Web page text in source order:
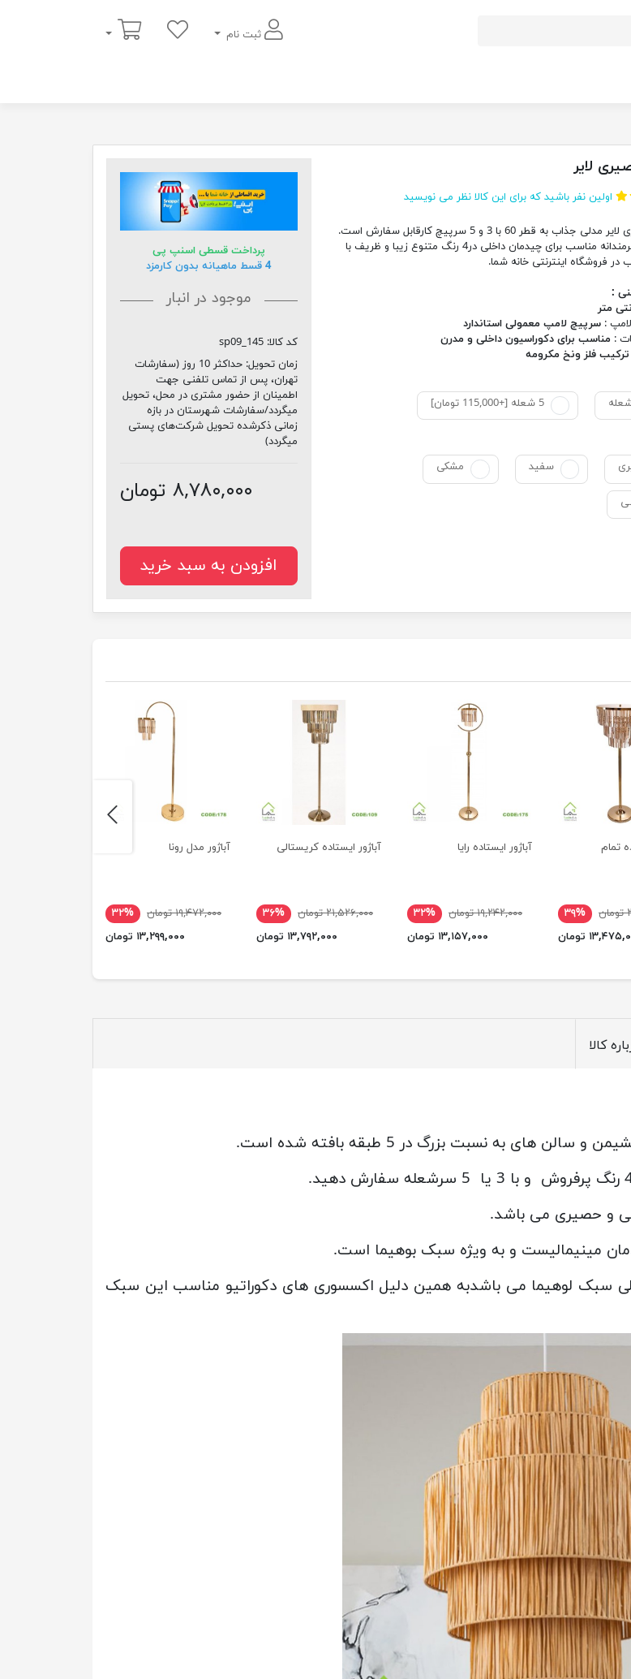
ثبت نام
سبد خرید
لایر
اولین نفر باشید که برای این کالا نظر می نویسید
لوستر حصیری لایر مدلی جذاب به قطر 60 با 3 و 5 سرپیچ کارقابل سفارش است.
کار دست هنرمندانه مناسب برای چیدمان داخلی در4 رنگ متنوع زیبا و ظریف با
فروشگاه اینترنتی خانه شما.
:
: سرپیچ لامپ معمولی استاندارد
: مناسب برای دکوراسیون داخلی و مدرن
ترکیب فلز ونخ مکرومه
5 شعله [+115,000 تومان]
سفید مشکی
پرداخت قسطی اسنپ پی
4 قسط ماهیانه بدون کارمزد
موجود در انبار
کد کالا: sp09_145
زمان تحویل:
حداکثر 10 روز (سفارشات
تهران، پس از تماس تلفنی جهت
اطمینان از حضور مشتری در محل، تحویل
میگردد/سفارشات شهرستان در بازه
زمانی ذکرشده تحویل شرکت‌های پستی
میگردد)
۸,۷۸۰,۰۰۰ تومان
افزودن به سبد خرید
تمام
۳۹%
تومان
آباژور ایستاده رایا
۱۹,۲۴۲,۰۰۰ تومان
۳۲%
۱۳,۱۵۷,۰۰۰ تومان
آباژور ایستاده کریستالی
۲۱,۵۲۶,۰۰۰ تومان
۳۶%
۱۳,۷۹۲,۰۰۰ تومان
آباژور مدل رونا
۱۹,۴۷۲,۰۰۰ تومان
۳۲%
۱۳,۲۹۹,۰۰۰ تومان
next
کالا
به نسبت بزرگ در 5 طبقه بافته شده است.
و حصیری می باشد.
مینیمالیست و به ویژه سبک بوهیما است.
اصلی سبک لوهیما می باشدبه همین دلیل اکسسوری های دکوراتیو مناسب این سبک